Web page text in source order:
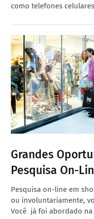
como telefones
Grandes
Pesquisa On-
Pesquisa on-line em
ou involuntariamente,
Você já foi abordado